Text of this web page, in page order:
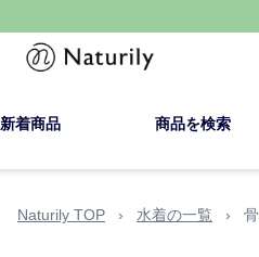
新着商品 商品を検索
Naturily TOP › 水着の一覧 ›